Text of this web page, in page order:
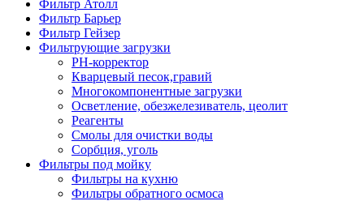
Фильтр Атолл
Фильтр Барьер
Фильтр Гейзер
Фильтрующие загрузки
PH-корректор
Кварцевый песок,гравий
Многокомпонентные загрузки
Осветление, обезжелезиватель, цеолит
Реагенты
Смолы для очистки воды
Сорбция, уголь
Фильтры под мойку
Фильтры на кухню
Фильтры обратного осмоса